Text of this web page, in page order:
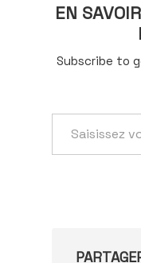
EN
Subscribe to
votre
adresse